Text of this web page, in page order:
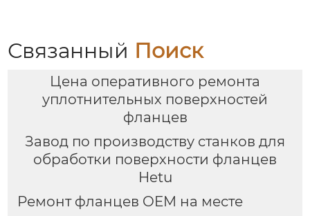
Связанный Поиск
Цена оперативного ремонта
уплотнительных поверхностей
фланцев
Завод по производству станков для
обработки поверхности фланцев
Hetu
Ремонт фланцев OEM на месте